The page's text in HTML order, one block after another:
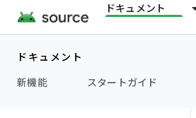
ドキュメント
ドキュメント
新機能
スタートガイド